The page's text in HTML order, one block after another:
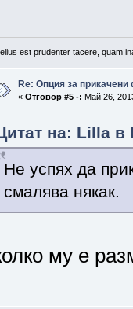
est prudenter tacere, quam
Re: Опция за
« Отговор #5 -: Май 26,
на: Lilla в
Не успях да
смалява някак.
му е